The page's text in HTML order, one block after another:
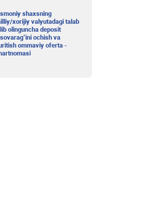
shaxsning
xorijiy valyutadagi talab
olinguncha deposit
ochish va
ommaviy oferta -